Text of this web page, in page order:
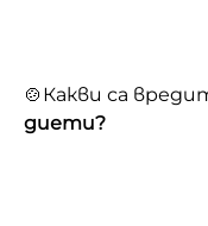
🍲Какви са
диети?